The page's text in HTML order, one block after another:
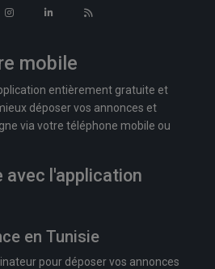
mobile
entièrement gratuite et
déposer vos annonces et
via votre téléphone mobile ou
avec l'application
en Tunisie
pour déposer vos annonces